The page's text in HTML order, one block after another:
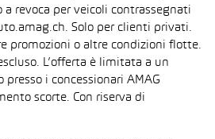
revoca per veicoli contrassegnati
Solo per clienti privati.
promozioni o altre condizioni flotte.
L’offerta è limitata a un
presso i concessionari AMAG
scorte. Con riserva di